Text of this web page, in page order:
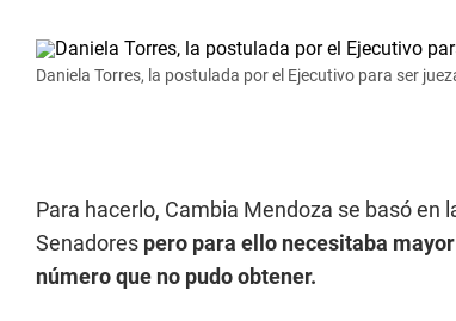
Daniela Torres, la postulada por el Ejecutivo para ser
Para hacerlo, Cambia Mendoza se basó
Senadores pero para ello necesitaba
número que no pudo obtener.